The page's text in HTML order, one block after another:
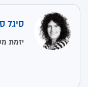
סיגל
יזמת